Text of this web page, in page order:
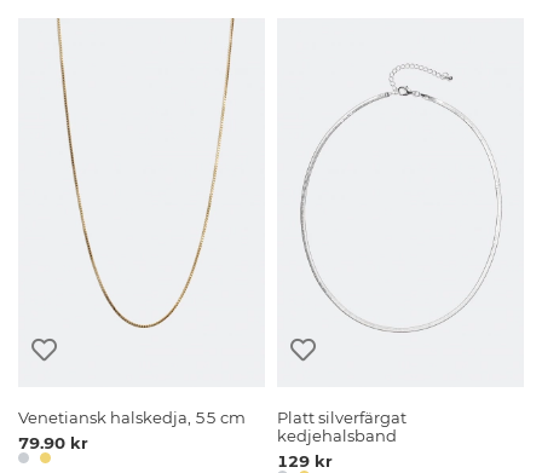
Venetiansk halskedja, 55 cm
79.90 kr
Platt silverfärgat
kedjehalsband
129 kr